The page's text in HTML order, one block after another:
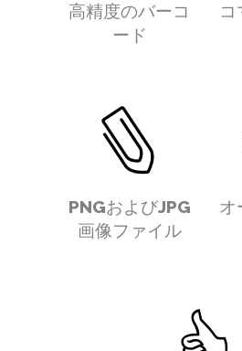
高精度のバーコ
ード
PNGおよびJPG
画像ファイル
オ